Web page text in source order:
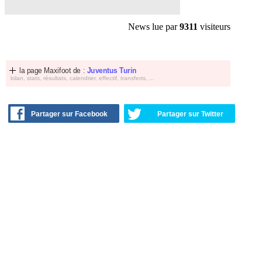
News lue par9311visiteurs
la page Maxifoot de : Juventus Turin
bilan, stats, résultats, calendrier, effectif, transferts, ...
Partager sur Facebook Partager sur Twitter